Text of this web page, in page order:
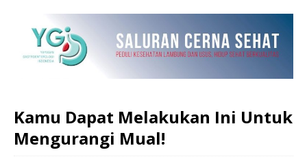
Kamu Dapat Melakukan Ini Untuk
Mengurangi Mual!